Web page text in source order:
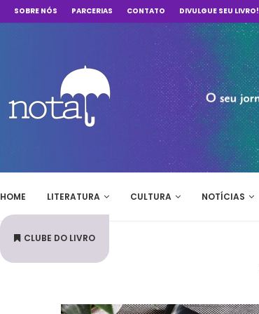
SOBRE NÓS PARCERIAS CONTATO DIVULGUE SEU LIVRO!
HOME LITERATURA CULTURA NOTÍCIAS
CLUBE DO LIVRO